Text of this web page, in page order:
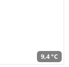
9,4 °C